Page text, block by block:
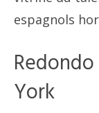
espagnols
York